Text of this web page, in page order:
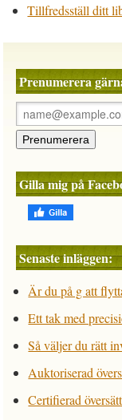
Tillfredsställ ditt
Prenumerera
Gilla mig på
Senaste inläggen:
Är du på g att
Ett tak med
Så väljer du rätt
Auktoriserad
Certifierad